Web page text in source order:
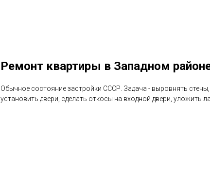
Ремонт квартиры в Западном
Обычное состояние застройки СССР. Задача - выровнять стены,
установить двери, сделать откосы на входной двери, уложить